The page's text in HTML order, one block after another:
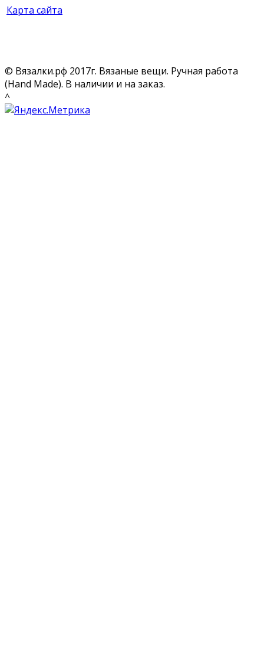
Карта сайта
© Вязалки.рф 2017г. Вязаные вещи. Ручная работа
(Hand Made). В наличии и на заказ.
^